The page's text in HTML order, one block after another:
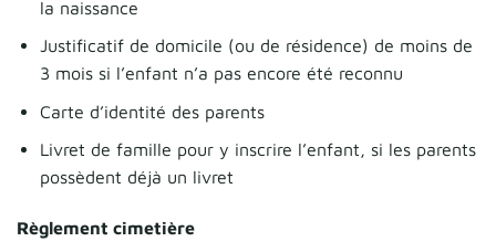
la naissance
Justificatif de domicile (ou de résidence) de moins de
3 mois si l’enfant n’a pas encore été reconnu
Carte d’identité des parents
Livret de famille pour y inscrire l’enfant, si les parents
possèdent déjà un livret
Règlement cimetière